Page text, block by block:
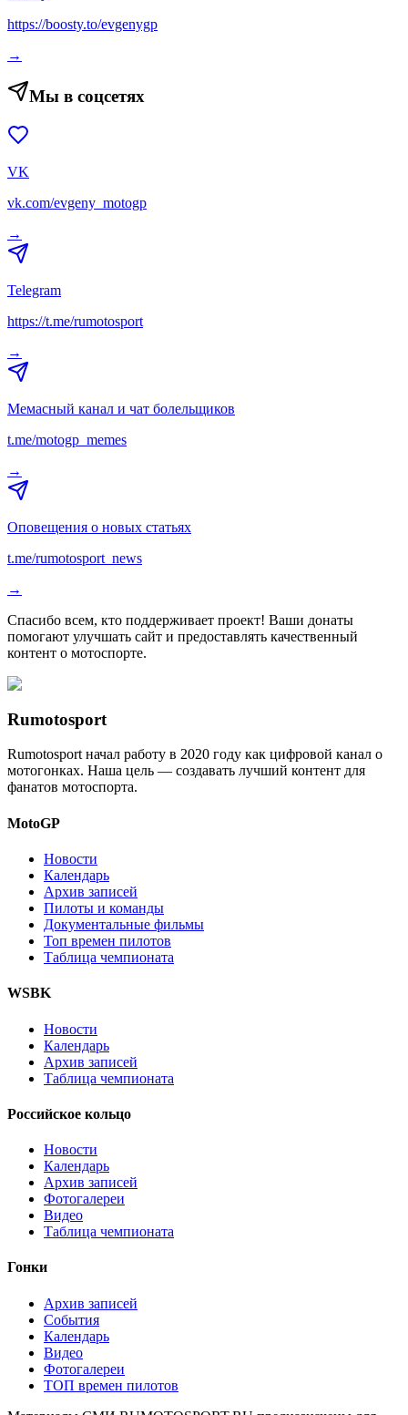
https://boosty.to/evgenygp
→
Мы в соцсетях
VK
vk.com/evgeny_motogp
→
Telegram
https://t.me/rumotosport
→
Мемасный канал и чат болельщиков
t.me/motogp_memes
→
Оповещения о новых статьях
t.me/rumotosport_news
→
Спасибо всем, кто поддерживает проект! Ваши донаты
помогают улучшать сайт и предоставлять качественный
контент о мотоспорте.
Rumotosport
Rumotosport начал работу в 2020 году как цифровой канал о
мотогонках. Наша цель — создавать лучший контент для
фанатов мотоспорта.
MotoGP
Новости
Календарь
Архив записей
Пилоты и команды
Документальные фильмы
Топ времен пилотов
Таблица чемпионата
WSBK
Новости
Календарь
Архив записей
Таблица чемпионата
Российское кольцо
Новости
Календарь
Архив записей
Фотогалереи
Видео
Таблица чемпионата
Гонки
Архив записей
События
Календарь
Видео
Фотогалереи
ТОП времен пилотов